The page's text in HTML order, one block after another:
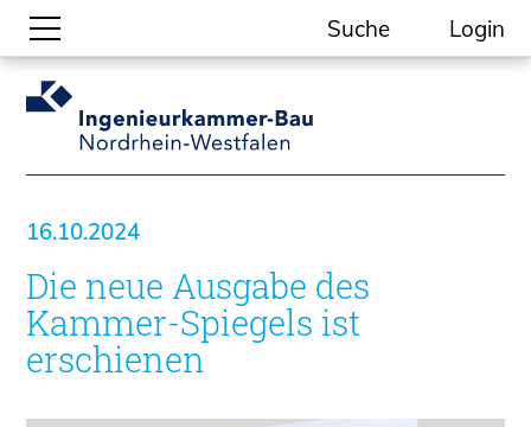
Suche
Gesellschaftliche Themen
Aktuelle Meldungen
Kein Ding ohne ING.
Ingenieurkammer-Bau NRW
Willkommen bei der Kammer
Aufgaben
Gremien
Geschäftsstelle
Login
16.10.2024
Die neue Ausgabe des
Kammer-Spiegels ist
erschienen